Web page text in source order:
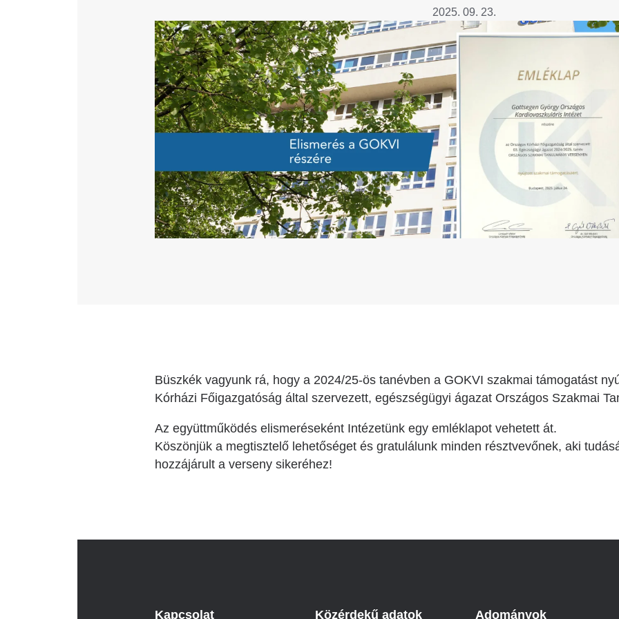
Patika ügyeleti link Pest
vármegyére vonatkozóan
Egészségértés
Nemzeti szívinfarktus regiszter
Katéter Terápiás Osztály
Kardiológiai Képalkotó Osztály
Radiológiai Osztály
Látogatóknak
Szolgáltatásaink
A szív atlasza
Rehabilitáció Füreden
2025. 09. 23.
Image
Büszkék vagyunk rá, hogy a 2024/25-ös tanévben a GOKVI szakmai támogatást
Kórházi Főigazgatóság által szervezett, egészségügyi ágazat Országos Szakmai
Az együttműködés elismeréseként Intézetünk egy emléklapot vehetett át.
Köszönjük a megtisztelő lehetőséget és gratulálunk minden résztvevőnek, aki
hozzájárult a verseny sikeréhez!
Kapcsolat Közérdekű adatok Adományok